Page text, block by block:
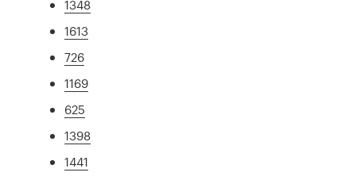
1348
1613
726
1169
625
1398
1441